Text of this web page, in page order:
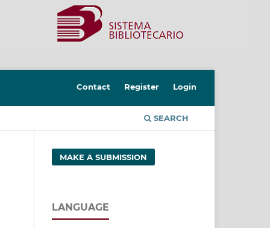
SEARCH
Contact Register Login
MAKE A SUBMISSION
LANGUAGE